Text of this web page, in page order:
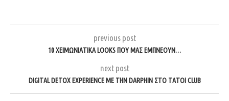
previous post
10 ΧΕΙΜΩΝΙΆΤΙΚΑ LOOKS ΠΟΥ ΜΑΣ ΕΜΠΝΈΟΥΝ…
next post
DIGITAL DETOX EXPERIENCE ΜΕ ΤΗΝ DARPHIN ΣΤΟ TATOI CLUB